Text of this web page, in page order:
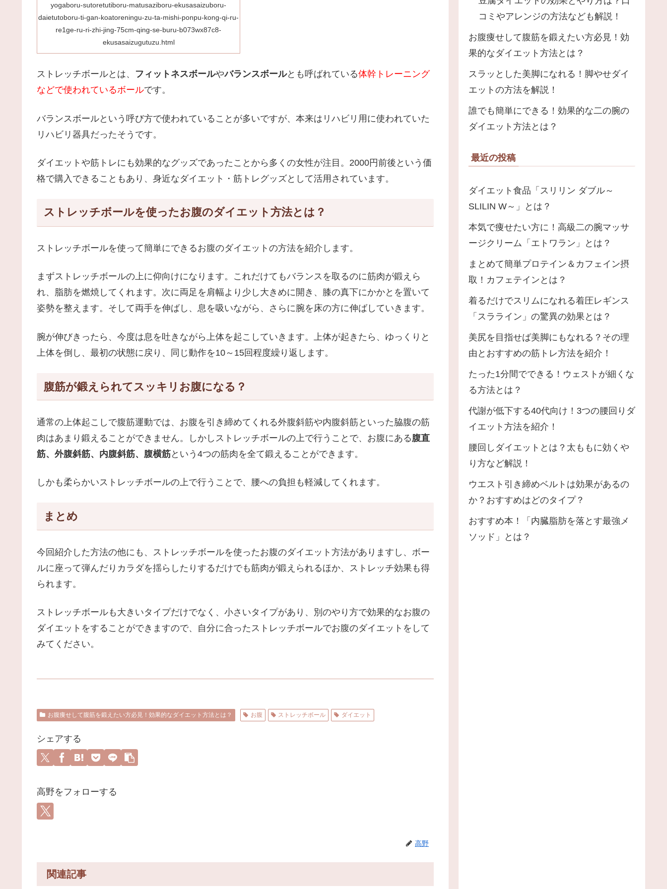
yogaboru-sutoretutiboru-matusaziboru-ekusasaizuboru-
daietutoboru-ti-gan-koatoreningu-zu-ta-mishi-ponpu-kong-qi-ru-
re1ge-ru-ri-zhi-jing-75cm-qing-se-buru-b073wx87c8-
ekusasaizugutuzu.html
ストレッチボールとは、 フィットネスボールやバランスボールとも呼ばれている体幹トレーニング
などで使われているボールです。
バランスボールという呼び方で使われていることが多いですが、本来はリハビリ用に使われていた
リハビリ器具だったそうです。
ダイエットや筋トレにも効果的なグッズであったことから多くの女性が注目。2000円前後という価
格で購入できることもあり、身近なダイエット・筋トレグッズとして活用されています。
ストレッチボールを使ったお腹のダイエット方法とは？
ストレッチボールを使って簡単にできるお腹のダイエットの方法を紹介します。
まずストレッチボールの上に仰向けになります。これだけてもバランスを取るのに筋肉が鍛えら
れ、脂肪を燃焼してくれます。次に両足を肩幅より少し大きめに開き、膝の真下にかかとを置いて
姿勢を整えます。そして両手を伸ばし、息を吸いながら、さらに腕を床の方に伸ばしていきます。
腕が伸びきったら、今度は息を吐きながら上体を起こしていきます。上体が起きたら、ゆっくりと
上体を倒し、最初の状態に戻り、同じ動作を10～15回程度繰り返します。
腹筋が鍛えられてスッキリお腹になる？
通常の上体起こしで腹筋運動では、お腹を引き締めてくれる外腹斜筋や内腹斜筋といった脇腹の筋
肉はあまり鍛えることができません。しかしストレッチボールの上で行うことで、お腹にある腹直
筋、外腹斜筋、内腹斜筋、腹横筋という4つの筋肉を全て鍛えることができます。
しかも柔らかいストレッチボールの上で行うことで、腰への負担も軽減してくれます。
まとめ
今回紹介した方法の他にも、ストレッチボールを使ったお腹のダイエット方法がありますし、ボー
ルに座って弾んだりカラダを揺らしたりするだけでも筋肉が鍛えられるほか、ストレッチ効果も得
られます。
ストレッチボールも大きいタイプだけでなく、小さいタイプがあり、別のやり方で効果的なお腹の
ダイエットをすることができますので、自分に合ったストレッチボールでお腹のダイエットをして
みてください。
お腹痩せして腹筋を鍛えたい方必見！効果的なダイエット方法とは？ お腹 ストレッチボール ダイエット
シェアする
高野をフォローする
高野
関連記事
コミやアレンジの方法なども解説！
お腹痩せして腹筋を鍛えたい方必見！効
果的なダイエット方法とは？
スラッとした美脚になれる！脚やせダイ
エットの方法を解説！
誰でも簡単にできる！効果的な二の腕の
ダイエット方法とは？
最近の投稿
ダイエット食品「スリリン ダブル～
SLILIN W～」とは？
本気で痩せたい方に！高級二の腕マッサ
ージクリーム「エトワラン」とは？
まとめて簡単プロテイン＆カフェイン摂
取！カフェテインとは？
着るだけでスリムになれる着圧レギンス
「スラライン」の驚異の効果とは？
美尻を目指せば美脚にもなれる？その理
由とおすすめの筋トレ方法を紹介！
たった1分間でできる！ウェストが細くな
る方法とは？
代謝が低下する40代向け！3つの腰回りダ
イエット方法を紹介！
腰回しダイエットとは？太ももに効くや
り方など解説！
ウエスト引き締めベルトは効果があるの
か？おすすめはどのタイプ？
おすすめ本！「内臓脂肪を落とす最強メ
ソッド」とは？